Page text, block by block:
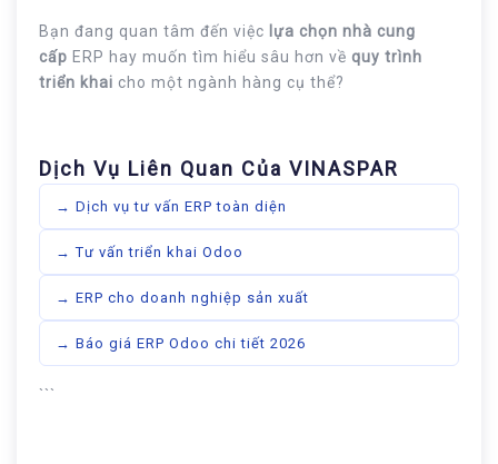
Bạn đang quan tâm đến việc
lựa chọn nhà cung
cấp ERP hay muốn tìm hiểu sâu hơn về quy trình
triển khai cho một ngành hàng cụ thể?
Dịch Vụ Liên Quan Của VINASPAR
→ Dịch vụ tư vấn ERP toàn diện
→ Tư vấn triển khai Odoo
→ ERP cho doanh nghiệp sản xuất
→ Báo giá ERP Odoo chi tiết 2026
```